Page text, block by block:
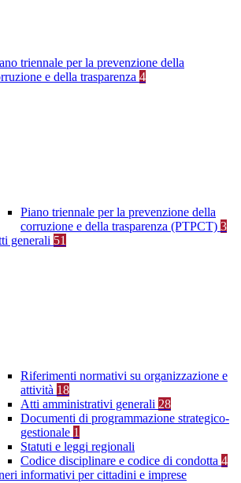
triennale per la prevenzione della
e della trasparenza 4
Piano triennale per la prevenzione della
corruzione e della trasparenza (PTPCT) 3
generali 51
Riferimenti normativi su organizzazione e
attività 18
Atti amministrativi generali 28
Documenti di programmazione strategico-
gestionale 1
Statuti e leggi regionali
Codice disciplinare e codice di condotta 4
informativi per cittadini e imprese